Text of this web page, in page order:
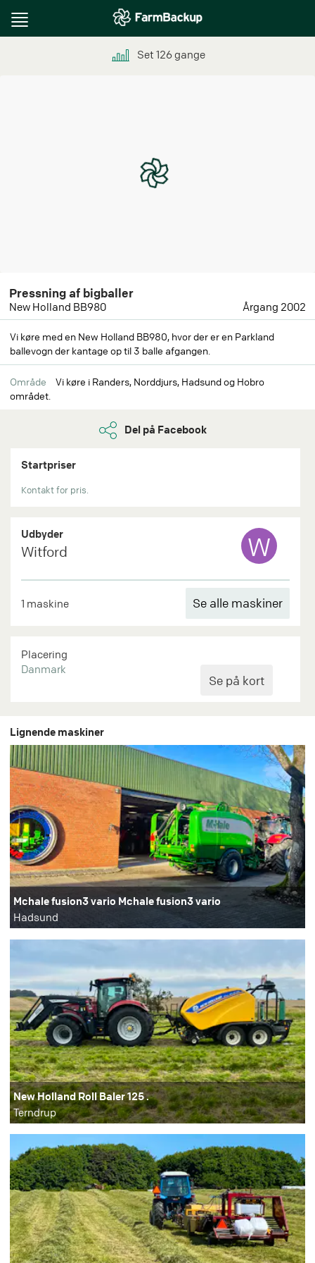
Toggle
Set 126gange
Pressning af bigballer
New Holland BB980 Årgang 2002
Vi køre med en New Holland BB980, hvor der er en Parkland
ballevogn der kantage op til 3 balle afgangen.
Område
Vi køre i Randers, Norddjurs, Hadsund og Hobro
området.
Del på Facebook
Startpriser
Kontakt for pris.
Udbyder
Witford W
1 maskine Se alle maskiner
Placering
Danmark
Lignende maskiner
Mchale fusion3 vario Mchale fusion3 vario
Hadsund
New Holland Roll Baler 125 .
Terndrup